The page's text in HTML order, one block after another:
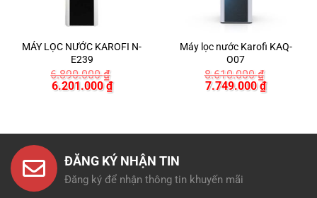
MÁY LỌC NƯỚC KAROFI N-
E239
6.890.000₫
Giá
6.201.000₫Giá
hiện
6.201.000 ₫.
Máy lọc nước Karofi KAQ-
O07
8.610.000₫
Giá
7.749.000₫Giá
hiện
₫.
ĐĂNG KÝ NHẬN TIN
Đăng ký để nhận thông tin khuyến mãi